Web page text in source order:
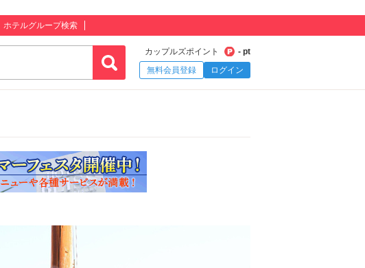
ホテルグループ検索
カップルズポイント
- pt
無料会員登録
ログイン